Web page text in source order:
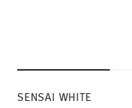
SENSAI WHITE